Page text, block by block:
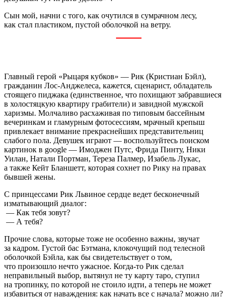
Сын мой, начни с того, как очутился в сумрачном лесу,
как стал пластиком, пустой оболочкой на ветру.
Главный герой «Рыцаря кубков» — Рик (Кристиан Бэйл),
гражданин Лос-Анджелеса, кажется, сценарист, обладатель
стоящего пиджака (единственное, что похищают забравшиеся
в холостяцкую квартиру грабители) и завидной мужской
харизмы. Молчаливо расхаживая по типовым бассейным
вечеринкам и гламурным фотосессиям, мрачный крепыш
привлекает внимание прекраснейших представительниц
слабого пола. Девушек играют — воспользуйтесь поиском
картинок в google — Имоджен Путс, Фрида Пинту, Ники
Уилан, Натали Портман, Тереза Палмер, Изабель Лукас,
а также Кейт Бланшетт, которая сохнет по Рику на правах
бывшей жены.
С принцессами Рик Львиное сердце ведет бесконечный
изматывающий диалог:
— Как тебя зовут?
— А тебя?
Прочие слова, которые тоже не особенно важны, звучат
за кадром. Густой бас Бэтмана, клокочущий под телесной
оболочкой Бэйла, как бы свидетельствует о том,
что произошло нечто ужасное. Когда-то Рик сделал
неправильный выбор, вытянул не ту карту таро, ступил
на тропинку, по которой не стоило идти, а теперь не может
избавиться от наваждения: как начать все с начала? можно ли?